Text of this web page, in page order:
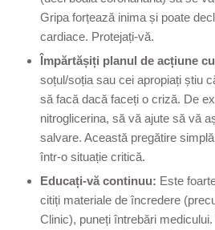
Gripa forțează inima și poate
cardiace. Protejați-vă.
Împărtășiți planul de acțiune
soțul/soția sau cei apropiați știu
să facă dacă faceți o criză. De
nitroglicerina, să vă ajute să vă
salvare. Această pregătire
într-o situație critică.
Educați-vă continuu: Este
citiți materiale de încredere
Clinic), puneți întrebări